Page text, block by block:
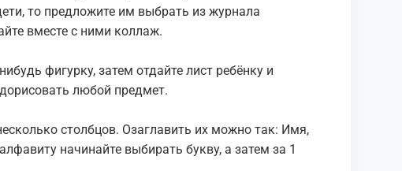
то предложите им выбрать из журнала
вместе с ними коллаж.
фигурку, затем отдайте лист ребёнку и
любой предмет.
столбцов. Озаглавить их можно так: Имя,
начинайте выбирать букву, а затем за 1